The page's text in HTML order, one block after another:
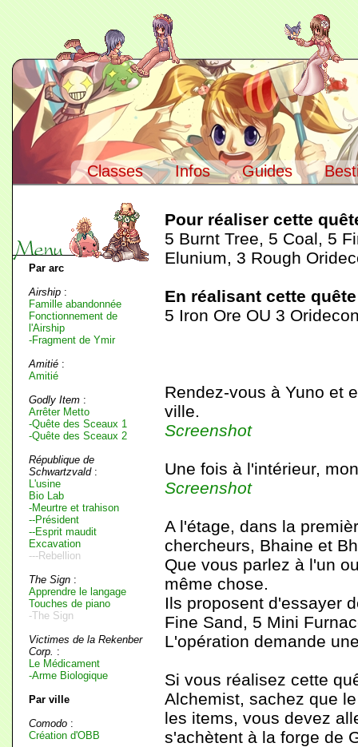
Classes Infos Guides
Par arc
Airship :
Famille abandonnée
Fonctionnement de
l'Airship
-Fragment de Ymir
Amitié :
Amitié
Godly Item :
Arrêter Metto
-Quête des Sceaux 1
-Quête des Sceaux 2
République de
Schwartzvald:
L'usine
Bio Lab
-Meurtre et trahison
--Président
--Esprit maudit
Excavation
---Rebellion
The Sign :
Apprendre le langage
Touches de piano
-The Sign
Victimes de la Rekenber
Corp. :
Le Médicament
-Arme Biologique
Par ville
Comodo :
Création d'OBB
Pour réaliser cette
5 Burnt Tree, 5 Coal, 5
Elunium, 3 Rough
En réalisant cette
5 Iron Ore OU 3
Rendez-vous à Yuno et
ville.
Screenshot
Une fois à l'intérieur,
Screenshot
A l'étage, dans la
chercheurs, Bhaine et
Que vous parlez à l'un
même chose.
Ils proposent d'essayer
Fine Sand, 5 Mini
L'opération demande
Si vous réalisez cette
Alchemist, sachez que
les items, vous devez
s'achètent à la forge de